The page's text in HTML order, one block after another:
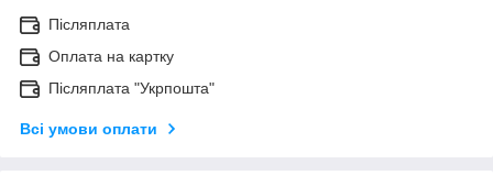
Післяплата
Оплата на картку
Післяплата "Укрпошта"
Всі умови оплати